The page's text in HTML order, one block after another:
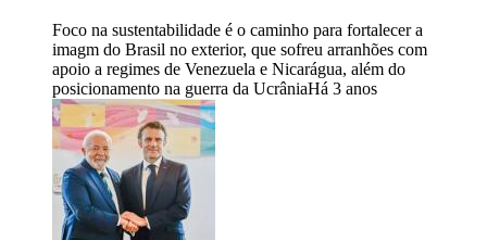
Foco na sustentabilidade é o caminho para fortalecer a
imagm do Brasil no exterior, que sofreu arranhões com
apoio a regimes de Venezuela e Nicarágua, além do
posicionamento na guerra da UcrâniaHá 3 anos